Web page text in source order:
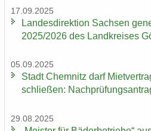
17.09.2025
Lan­des­di­rek­ti­on Sach­sen
2025/2026 des Land­krei­ses
05.09.2025
Stadt Chem­nitz darf
schlie­ßen:
29.08.2025